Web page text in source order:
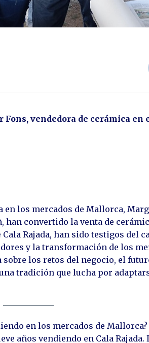
vendedora de cerámica en
en los mercados de Mallorca,
han convertido la venta de
Rajada, han sido testigos del
y la transformación de los
los retos del negocio, el
tradición que lucha por
en los mercados de Mallorca?
años vendiendo en Cala Rajada.